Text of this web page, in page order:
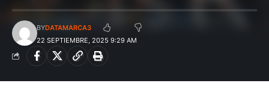
22 SEPTIEMBRE, 2025 9:29 AM
BYDATAMARCA3